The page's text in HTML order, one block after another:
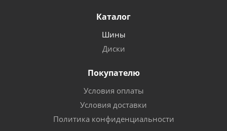
Каталог
Шины
Диски
Покупателю
Условия оплаты
Условия доставки
Политика конфиденциальности